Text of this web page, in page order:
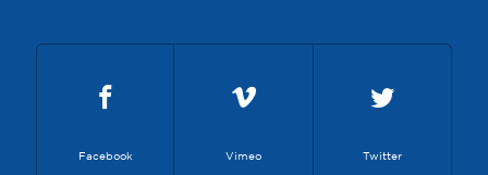
Facebook Vimeo Twitter